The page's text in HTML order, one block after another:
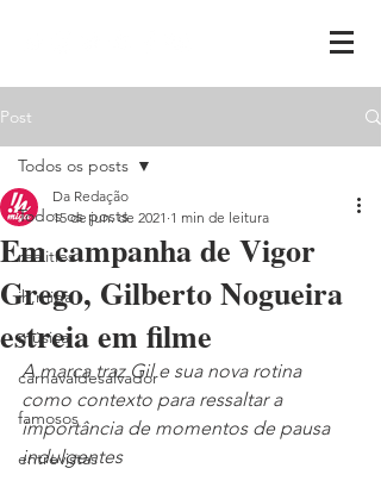
Post
Todos os posts
realities
ih,miga
música
carnavaldesalvador
famosos
entrevistas
Todos os posts
Em campanha de Vigor
Grego, Gilberto Nogueira
estreia em filme
Da Redação
15 de jun. de 2021 1 min de leitura
A marca traz Gil e sua nova rotina
como contexto para ressaltar a
importância de momentos de pausa
indulgentes